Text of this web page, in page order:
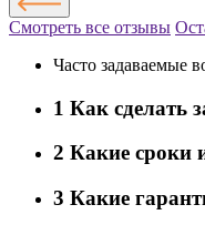
Смотреть все отзывы
Часто задаваемые
1 Как сделать
2 Какие сроки
3 Какие